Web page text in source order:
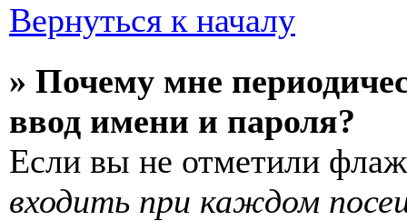
Вернуться к началу
» Почему мне
ввод имени и пароля?
Если вы не отметили
входить при каждом